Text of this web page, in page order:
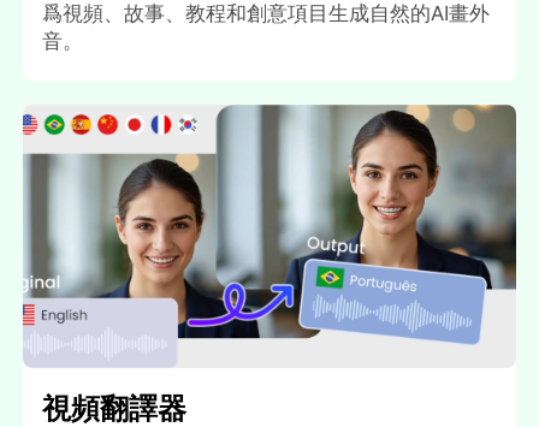
爲視頻、故事、教程和創意項目生成自然的AI畫外
音。
視頻翻譯器